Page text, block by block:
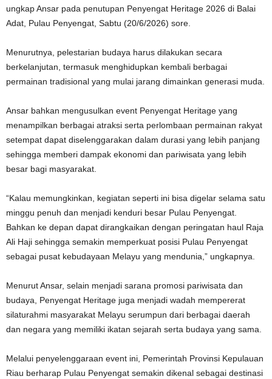
ungkap Ansar pada penutupan Penyengat Heritage 2026 di Balai
Adat, Pulau Penyengat, Sabtu (20/6/2026) sore.
Menurutnya, pelestarian budaya harus dilakukan secara
berkelanjutan, termasuk menghidupkan kembali berbagai
permainan tradisional yang mulai jarang dimainkan generasi muda.
Ansar bahkan mengusulkan event Penyengat Heritage yang
menampilkan berbagai atraksi serta perlombaan permainan rakyat
setempat dapat diselenggarakan dalam durasi yang lebih panjang
sehingga memberi dampak ekonomi dan pariwisata yang lebih
besar bagi masyarakat.
“Kalau memungkinkan, kegiatan seperti ini bisa digelar selama satu
minggu penuh dan menjadi kenduri besar Pulau Penyengat.
Bahkan ke depan dapat dirangkaikan dengan peringatan haul Raja
Ali Haji sehingga semakin memperkuat posisi Pulau Penyengat
sebagai pusat kebudayaan Melayu yang mendunia,” ungkapnya.
Menurut Ansar, selain menjadi sarana promosi pariwisata dan
budaya, Penyengat Heritage juga menjadi wadah mempererat
silaturahmi masyarakat Melayu serumpun dari berbagai daerah
dan negara yang memiliki ikatan sejarah serta budaya yang sama.
Melalui penyelenggaraan event ini, Pemerintah Provinsi Kepulauan
Riau berharap Pulau Penyengat semakin dikenal sebagai destinasi